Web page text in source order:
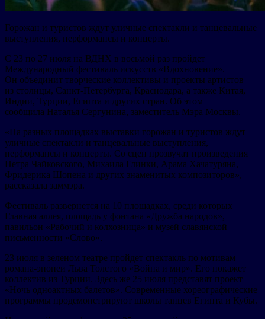
Горожан и туристов ждут уличные спектакли и танцевальные
выступления, перформансы и концерты.
С 23 по 27 июля на ВДНХ в восьмой раз пройдет
Международный фестиваль искусств «Вдохновение».
Он объединит творческие коллективы и проекты артистов
из столицы, Санкт-Петербурга, Краснодара, а также Китая,
Индии, Турции, Египта и других стран. Об этом
сообщила Наталья Сергунина, заместитель Мэра Москвы.
«На разных площадках выставки горожан и туристов ждут
уличные спектакли и танцевальные выступления,
перформансы и концерты. Со сцен прозвучат произведения
Петра Чайковского, Михаила Глинки, Арама Хачатуряна,
Фридерика Шопена и других знаменитых композиторов», —
рассказала заммэра.
Фестиваль развернется на 10 площадках, среди которых
Главная аллея, площадь у фонтана «Дружба народов»,
павильон «Рабочий и колхозница» и музей славянской
письменности «Слово».
23 июля в зеленом театре пройдет спектакль по мотивам
романа-эпопеи Льва Толстого «Война и мир». Его покажет
коллектив из Турции. Здесь же 25 июля представят проект
«Ночь одноактных балетов». Современные хореографические
программы продемонстрируют школы танцев Египта и Кубы.